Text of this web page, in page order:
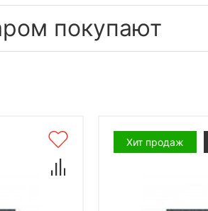
покупают
Хит продаж